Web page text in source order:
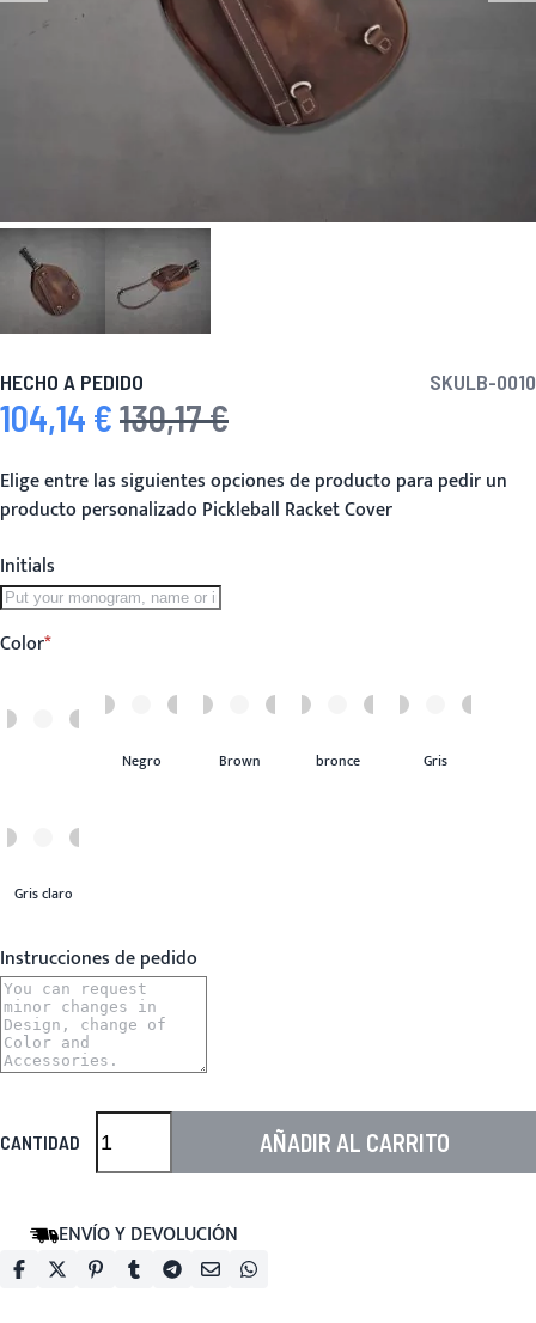
HECHO A PEDIDO SKULB-0010
Precio especial
104,14 € Precio habitual
130,17 €
Elige entre las siguientes opciones de producto para pedir un
producto personalizado Pickleball Racket Cover
Initials
Color
Negro Brown bronce Gris
Gris claro
Instrucciones de pedido
CANTIDAD AÑADIR AL CARRITO
ENVÍO Y DEVOLUCIÓN